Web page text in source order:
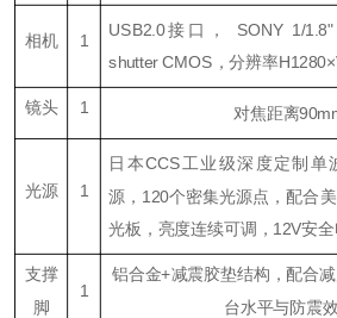
相机 1
USB2.0接口， SONY 1/1.8"
shutter CMOS，分辨率
镜头 1 对焦距离
光源 1
日本CCS工业级深度定制单
源，120个密集光源点，配合
光板，亮度连续可调，12V安
支撑
脚
1
铝合金+减震胶垫结构，配合
台水平与防震